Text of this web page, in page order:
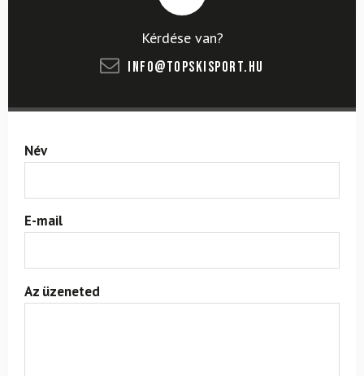
Kérdése van?
info@topskisport.hu
Név
E-mail
Az üzeneted